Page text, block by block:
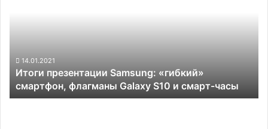
S10
смарт-
часы
14.01.2021
Итоги презентации Samsung: «гибкий»
смартфон, флагманы Galaxy S10 и смарт-часы